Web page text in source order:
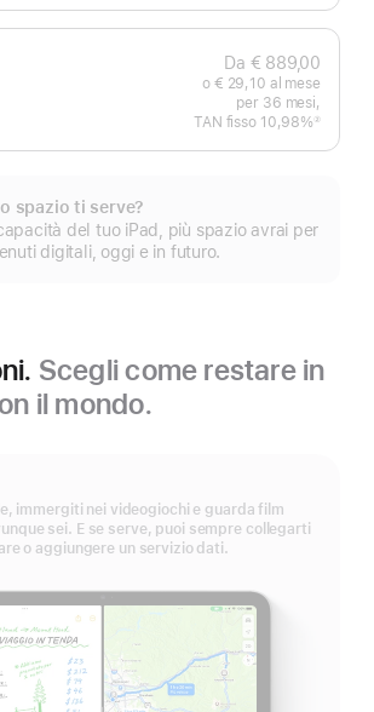
Da € 889,00
o € 29,10 al mese
per 36 mesi,
TAN fisso 10,98% ②
spazio ti serve?
del tuo iPad, più spazio avrai per
digitali, oggi e in futuro.
Scegli come restare in
il mondo.
immergiti nei videogiochi e guarda film
sei. E se serve, puoi sempre collegarti
o aggiungere un servizio dati.